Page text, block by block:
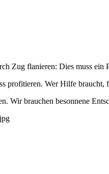
Zug flanieren: Dies muss ein
profitieren. Wer Hilfe braucht,
Wir brauchen besonnene